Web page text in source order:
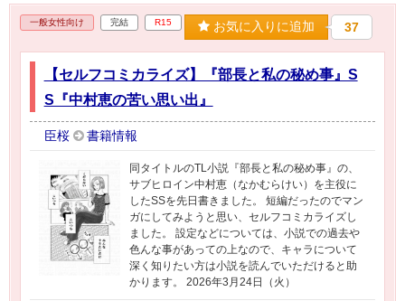
ております。 ※ ムーンライトノベルス様、エ
ブリスタ様にも投稿させて頂いております。
※ ラブシーン（程度の強弱はありますが、こ
ちらで甘い雰囲気と判断した箇所）には☆を、
挿絵のついている回には※をつけています。香
す。 ※ 表紙はニジジャーニーを使用しまし
た。
一般女性向け 完結 R15 お気に入りに追加 37
【セルフコミカライズ】『部長と私の秘め事』S
S『中村恵の苦い思い出』
臣桜 書籍情報
同タイトルのTL小説『部長と私の秘め事』の、
サブヒロイン中村恵（なかむらけい）を主役に
したSSを先日書きました。 短編だったのでマン
ガにしてみようと思い、セルフコミカライズし
ました。 設定などについては、小説での過去や
色んな事があっての上なので、キャラについて
深く知りたい方は小説を読んでいただけると助
かります。 2026年3月24日（火）